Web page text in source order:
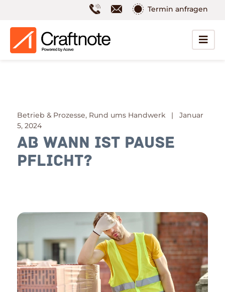
Termin anfragen
Betrieb & Prozesse, Rund ums Handwerk | Januar
5, 2024
Ab wann ist Pause
Pflicht?